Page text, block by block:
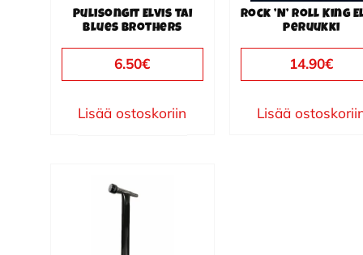
Pulisongit Elvis tai
Blues Brothers
6.50€
Lisää ostoskoriin
Rock ’N’ Roll King
peruukki
14.90€
Lisää